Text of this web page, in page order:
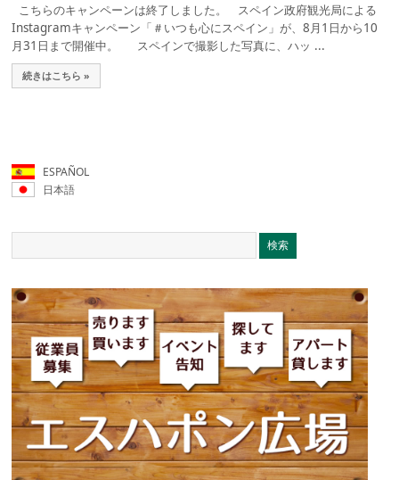
こちらのキャンペーンは終了しました。 スペイン政府観光局による
Instagramキャンペーン「＃いつも心にスペイン」が、8月1日から10
月31日まで開催中。 スペインで撮影した写真に、ハッ ...
続きはこちら »
ESPAÑOL
日本語